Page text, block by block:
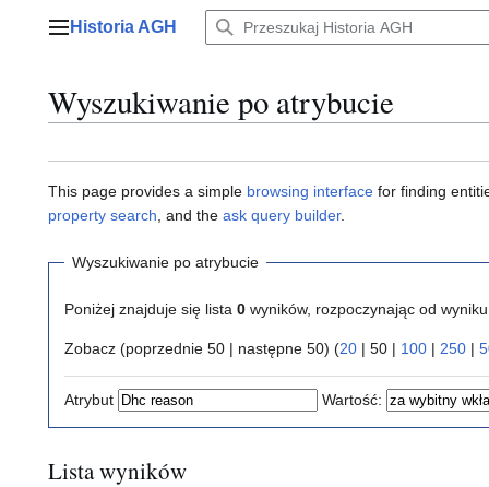
Menu główne
Historia AGH
Wyszukiwanie po atrybucie
This page provides a simple browsing interface for finding
property search , and the ask query builder.
Wyszukiwanie po atrybucie
Poniżej znajduje się lista 0 wyników, rozpoczynając od
Zobacz (poprzednie 50 | następne 50) (20 | 50 | 100 | 250 |
Atrybut Wartość:
Lista wyników